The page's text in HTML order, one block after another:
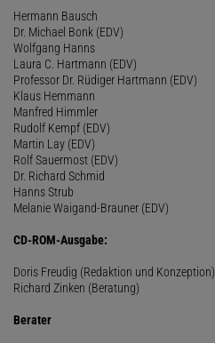
Hermann Bausch
Dr. Michael Bonk (EDV)
Wolfgang Hanns
Laura C. Hartmann (EDV)
Professor Dr. Rüdiger Hartmann (EDV)
Klaus Hemmann
Manfred Himmler
Rudolf Kempf (EDV)
Martin Lay (EDV)
Rolf Sauermost (EDV)
Dr. Richard Schmid
Hanns Strub
Melanie Waigand-Brauner (EDV)
CD-ROM-Ausgabe:
Doris Freudig (Redaktion und Konzeption)
Richard Zinken (Beratung)
Berater